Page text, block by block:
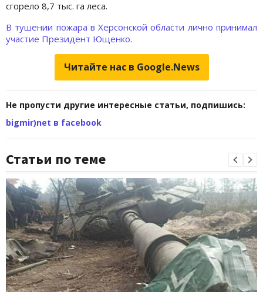
сгорело 8,7 тыс. га леса.
В тушении пожара в Херсонской области лично принимал
участие Президент Ющенко.
Читайте нас в Google.News
Не пропусти другие интересные статьи, подпишись:
bigmir)net в facebook
Статьи по теме